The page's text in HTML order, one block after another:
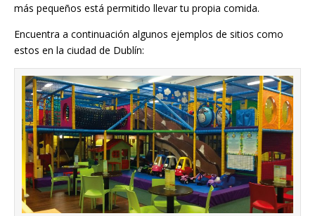
más pequeños está permitido llevar tu propia comida.
Encuentra a continuación algunos ejemplos de sitios como
estos en la ciudad de Dublín: